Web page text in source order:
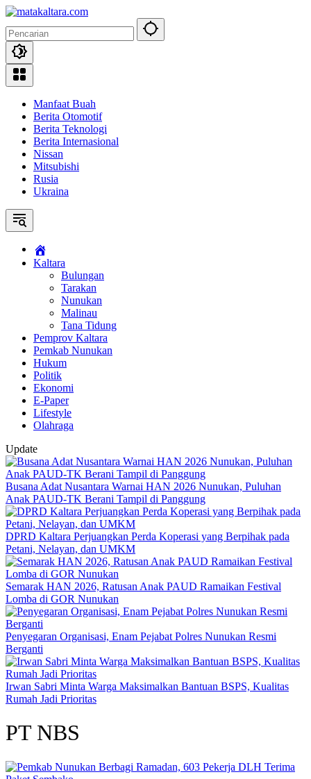
Langsung
konten
Manfaat Buah
Berita Otomotif
Berita Teknologi
Berita Internasional
Nissan
Mitsubishi
Rusia
Ukraina
Kaltara
Bulungan
Tarakan
Nunukan
Malinau
Tana Tidung
Pemprov Kaltara
Pemkab Nunukan
Hukum
Politik
Ekonomi
E-Paper
Lifestyle
Olahraga
Update
Busana Adat Nusantara Warnai HAN 2026 Nunukan, Puluhan
Anak PAUD-TK Berani Tampil di Panggung
DPRD Kaltara Perjuangkan Perda Koperasi yang Berpihak pada
Petani, Nelayan, dan UMKM
Semarak HAN 2026, Ratusan Anak PAUD Ramaikan Festival
Lomba di GOR Nunukan
Penyegaran Organisasi, Enam Pejabat Polres Nunukan Resmi
Berganti
Irwan Sabri Minta Warga Maksimalkan Bantuan BSPS, Kualitas
Rumah Jadi Prioritas
PT NBS